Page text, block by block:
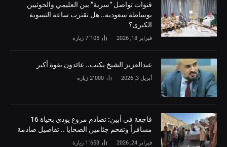
قنوات تواصل “سرية” بين العليمي والحوثيين
بوساطة سعودية.. هل تقترب ساعة التسوية
الكبرى؟
فبراير 18, 2026 7٬105 زيارة
‏عبدالعزيز الشيخ يكتب.. عائدون بقوة أكبر
أبريل 3, 2026 2٬000 زيارة
فاجعة في أبين: تصادم مروع يودي بحياة 16
مسافراً وتفحم جثامين الضحايا .. تفاصيل صادمة
فبراير 24, 2026 1٬653 زيارة